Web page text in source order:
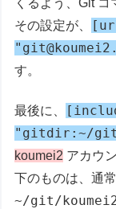
その設定が、
す。
最後に、
"gitdir:~/
koumei2 アカウ
下のものは、通
~/git/